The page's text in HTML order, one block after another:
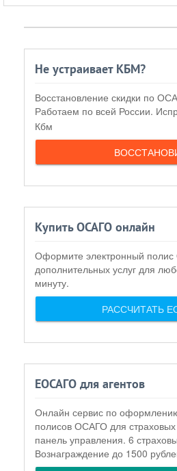
Не устраивает КБМ?
Восстановление скидки по
Работаем по всей России.
Кбм
Купить ОСАГО онлайн
Оформите электронный
дополнительных услуг для
минуту.
РАССЧИТАТЬ
ЕОСАГО для агентов
Онлайн сервис по
полисов ОСАГО для страховых
панель управления. 6
Вознаграждение до 1500